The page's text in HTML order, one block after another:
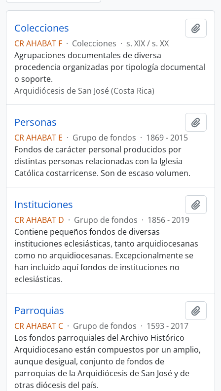
Colecciones
CR AHABAT F · Colecciones · s. XIX / s. XX
Agrupaciones documentales de diversa
procedencia organizadas por tipología documental
o soporte.
Arquidiócesis de San José (Costa Rica)
Personas
CR AHABAT E · Grupo de fondos · 1869 - 2015
Fondos de carácter personal producidos por
distintas personas relacionadas con la Iglesia
Católica costarricense. Son de escaso volumen.
Instituciones
CR AHABAT D · Grupo de fondos · 1856 - 2019
Contiene pequeños fondos de diversas
instituciones eclesiásticas, tanto arquidiocesanas
como no arquidiocesanas. Excepcionalmente se
han incluido aquí fondos de instituciones no
eclesiásticas.
Parroquias
CR AHABAT C · Grupo de fondos · 1593 - 2017
Los fondos parroquiales del Archivo Histórico
Arquidiocesano están compuestos por un amplio,
aunque desigual, conjunto de fondos de
parroquias de la Arquidiócesis de San José y de
otras diócesis del país.